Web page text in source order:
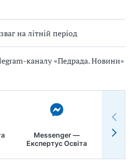
на літній період
каналу «Педрада. Новини»
Messenger —
Експертус Освіта